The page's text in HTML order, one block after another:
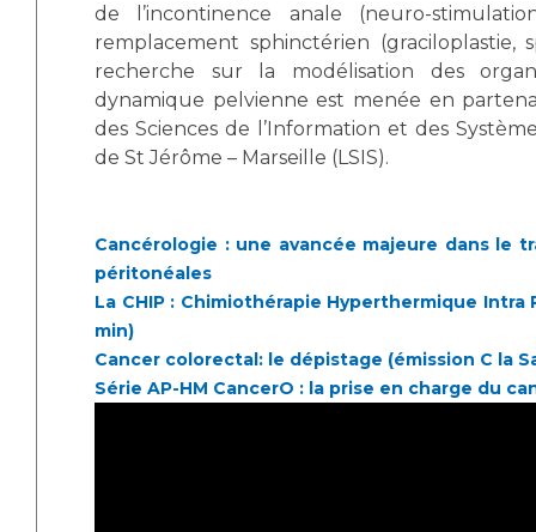
Sécurité
Les recherches en santé à l’AP-HM
Lieu de santé sans tabac
de l’incontinence anale (neuro-
remplacement sphinctérien (graciloplastie,
recherche sur la modélisation des
dynamique pelvienne est menée en
des Sciences de l’Information et des
de St Jérôme – Marseille (LSIS).
Cancérologie : une avancée majeure dans le
péritonéales
La CHIP : Chimiothérapie Hyperthermique Intra
min)
Cancer colorectal: le dépistage (émission C la
Série AP-HM CancerO : la prise en charge du